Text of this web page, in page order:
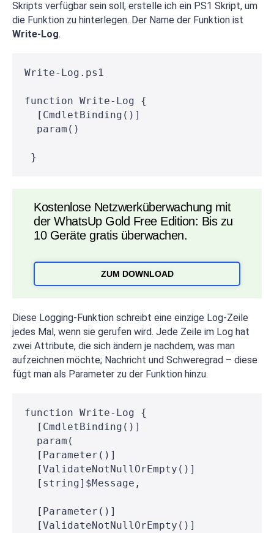
Skripts verfügbar sein soll, erstelle ich ein PS1 Skript, um
die Funktion zu hinterlegen. Der Name der Funktion ist
Write-Log.
Write-Log.ps1
function Write-Log {
  [CmdletBinding()]
  param()
}
Kostenlose Netzwerküberwachung mit
der WhatsUp Gold Free Edition: Bis zu
10 Geräte gratis überwachen.
ZUM DOWNLOAD
Diese Logging-Funktion schreibt eine einzige Log-Zeile
jedes Mal, wenn sie gerufen wird. Jede Zeile im Log hat
zwei Attribute, die sich ändern je nachdem, was man
aufzeichnen möchte; Nachricht und Schweregrad – diese
fügt man als Parameter zu der Funktion hinzu.
function Write-Log {
  [CmdletBinding()]
  param(
  [Parameter()]
  [ValidateNotNullOrEmpty()]
  [string]$Message,
  [Parameter()]
  [ValidateNotNullOrEmpty()]